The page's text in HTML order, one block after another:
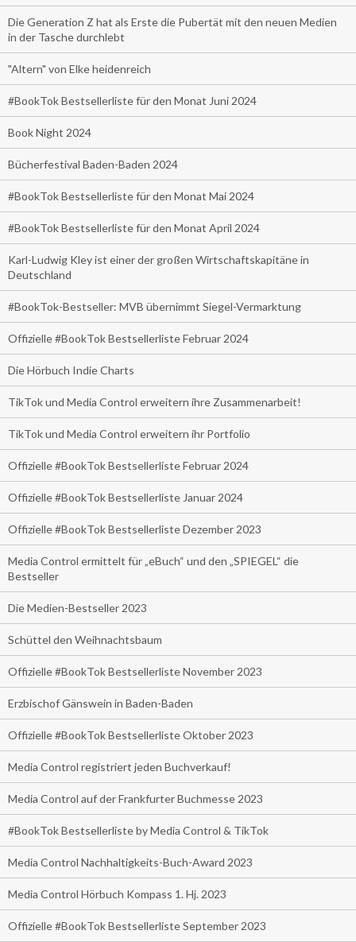
Die Generation Z hat als Erste die Pubertät mit den neuen Medien
in der Tasche durchlebt
"Altern" von Elke heidenreich
#BookTok Bestsellerliste für den Monat Juni 2024
Book Night 2024
Bücherfestival Baden-Baden 2024
#BookTok Bestsellerliste für den Monat Mai 2024
#BookTok Bestsellerliste für den Monat April 2024
Karl-Ludwig Kley ist einer der großen Wirtschaftskapitäne in
Deutschland
#BookTok-Bestseller: MVB übernimmt Siegel-Vermarktung
Offizielle #BookTok Bestsellerliste Februar 2024
Die Hörbuch Indie Charts
TikTok und Media Control erweitern ihre Zusammenarbeit!
TikTok und Media Control erweitern ihr Portfolio
Offizielle #BookTok Bestsellerliste Februar 2024
Offizielle #BookTok Bestsellerliste Januar 2024
Offizielle #BookTok Bestsellerliste Dezember 2023
Media Control ermittelt für „eBuch“ und den „SPIEGEL“ die
Bestseller
Die Medien-Bestseller 2023
Schüttel den Weihnachtsbaum
Offizielle #BookTok Bestsellerliste November 2023
Erzbischof Gänswein in Baden-Baden
Offizielle #BookTok Bestsellerliste Oktober 2023
Media Control registriert jeden Buchverkauf!
Media Control auf der Frankfurter Buchmesse 2023
#BookTok Bestsellerliste by Media Control & TikTok
Media Control Nachhaltigkeits-Buch-Award 2023
Media Control Hörbuch Kompass 1. Hj. 2023
Offizielle #BookTok Bestsellerliste September 2023